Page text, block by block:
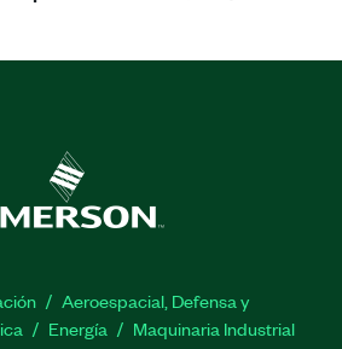
Aeroespacial, Defensa y
Energía
Maquinaria Industrial